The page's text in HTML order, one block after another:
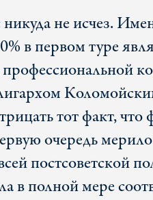
никуда не исчез.
в первом туре
тот факт, что
очередь
постсоветской
в полной мере